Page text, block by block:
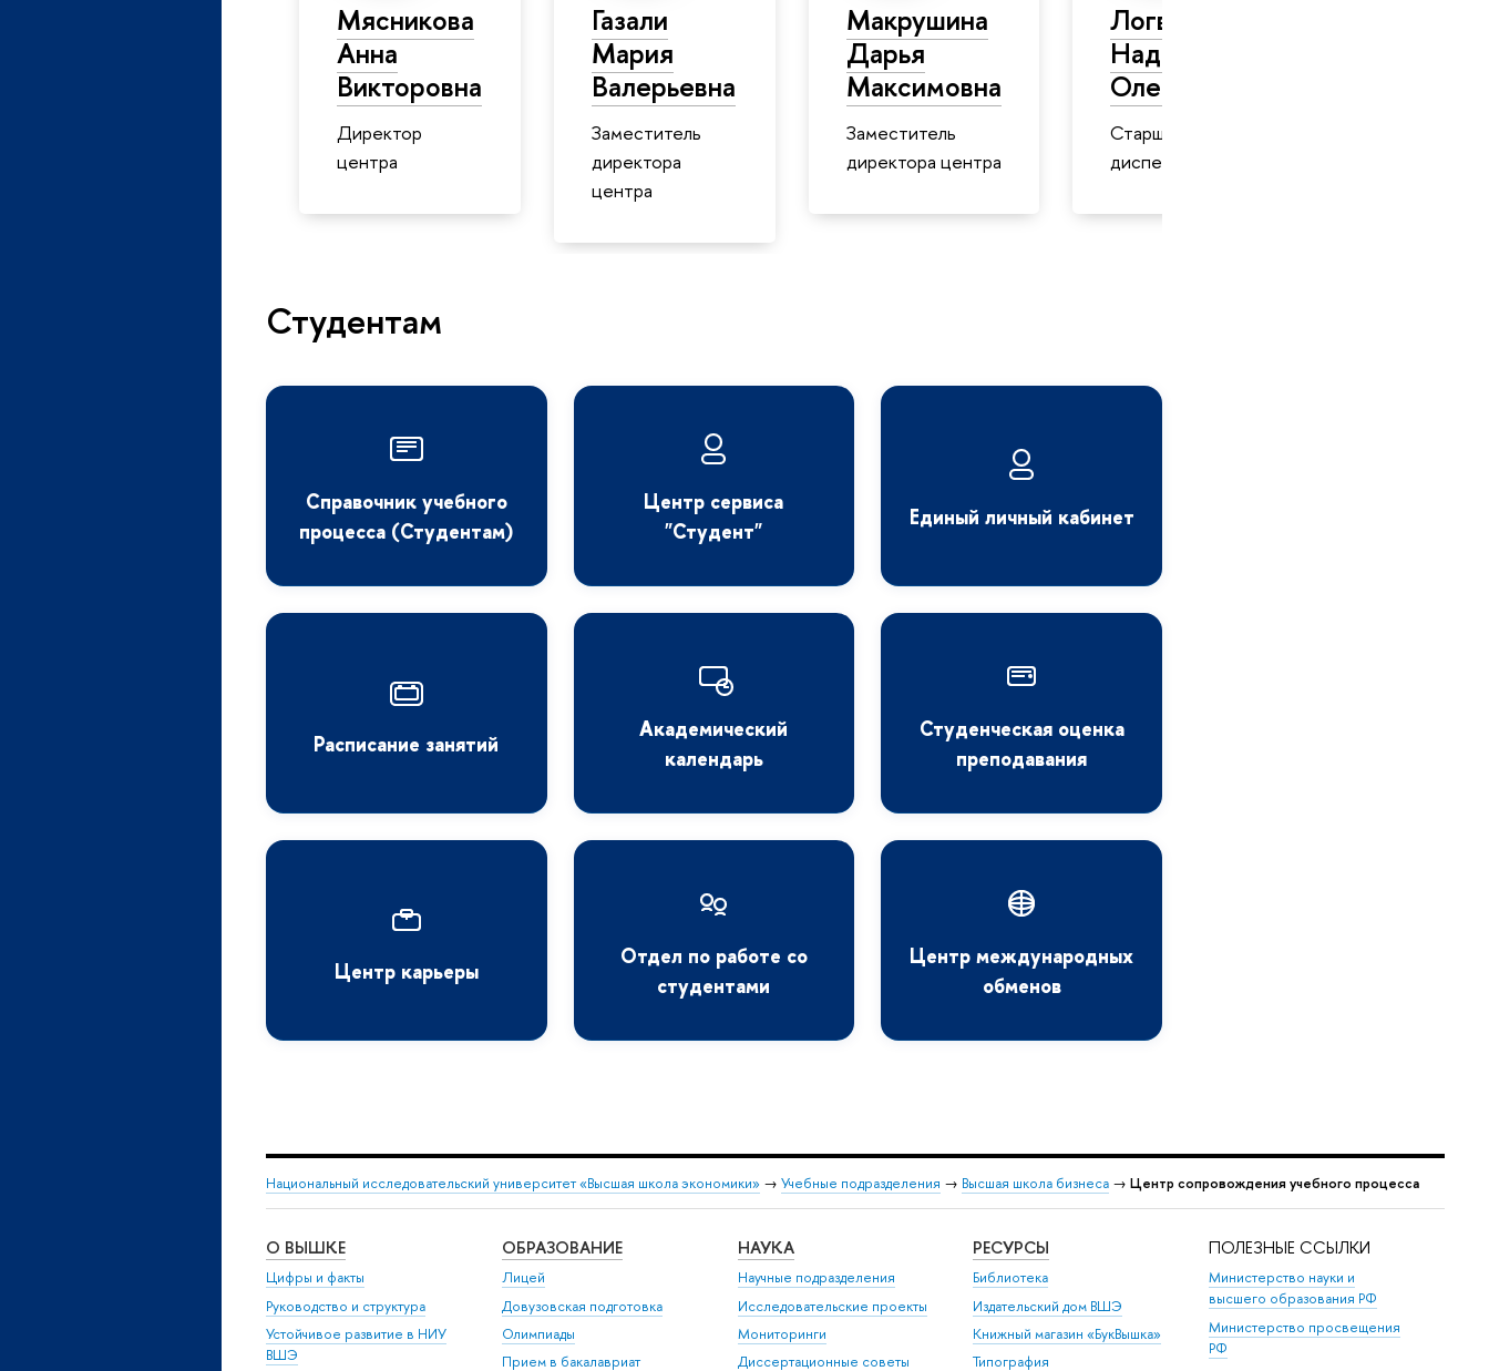
Мясникова
Анна
Викторовна
Директор
центра
Газали
Мария
Валерьевна
Заместитель
директора
центра
Макрушина
Дарья
Максимовна
Заместитель
директора центра
Логвинова
Надежда
Олеговна
Старший
диспетчер
Студентам
Справочник учебного
процесса (Студентам)
Центр сервиса
"Студент"
Единый личный кабинет
Расписание занятий
Академический
календарь
Студенческая оценка
преподавания
Центр карьеры
Отдел по работе со
студентами
Центр международных
обменов
Национальный исследовательский университет «Высшая школа экономики» → Учебные подразделения → Высшая школа бизнеса → Центр сопровождения учебного процесса
О ВЫШКЕ
Цифры и факты
Руководство и структура
Устойчивое развитие в НИУ
ВШЭ
ОБРАЗОВАНИЕ
Лицей
Довузовская подготовка
Олимпиады
Прием в бакалавриат
НАУКА
Научные подразделения
Исследовательские проекты
Мониторинги
Диссертационные советы
РЕСУРСЫ
Библиотека
Издательский дом ВШЭ
Книжный магазин «БукВышка»
Типография
ПОЛЕЗНЫЕ ССЫЛКИ
Министерство науки и
высшего образования РФ
Министерство просвещения
РФ